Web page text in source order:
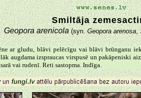
Smiltāja
Geopora arenicola (syn.Geopora arenosa,
ar gludu, blāvi pelēcīgu vai blāvi brūnganu
augdama izspraucas virspusē un pakāpeniski
vai rudenī. Reti sastopma. Indīga.